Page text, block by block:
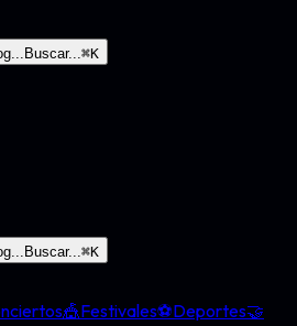
Buscar...⌘K
Buscar...⌘K
🎪Festivales⚽Deportes🤝